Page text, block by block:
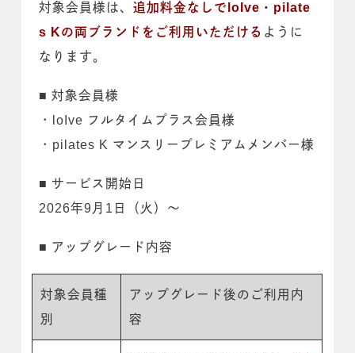
対象会員様は、追加料金なしでloIve・pilate
s Kの両ブランドをご利用いただける ように
なります。
■ 対象会員様
・loIve フルタイムプラス会員様
・pilates K マンスリープレミアムメンバー様
■ サービス開始日
2026年9月1日（火）〜
■ アップグレード内容
対象会員種
別
アップグレード後のご利用内
容